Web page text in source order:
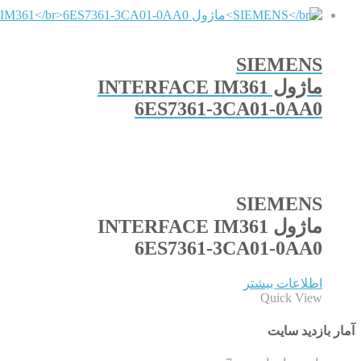
SIEMENS
ماژول INTERFACE IM361
6ES7361-3CA01-0AA0
SIEMENS
ماژول INTERFACE IM361
6ES7361-3CA01-0AA0
اطلاعات بیشتر
Quick View
آمار بازدید سایت